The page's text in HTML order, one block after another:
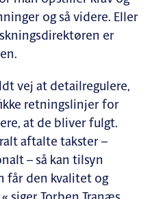
og så videre. Eller
er
vej at detailregulere,
retningslinjer for
at de bliver fulgt.
aftalte takster –
– så kan tilsyn
får den kvalitet og